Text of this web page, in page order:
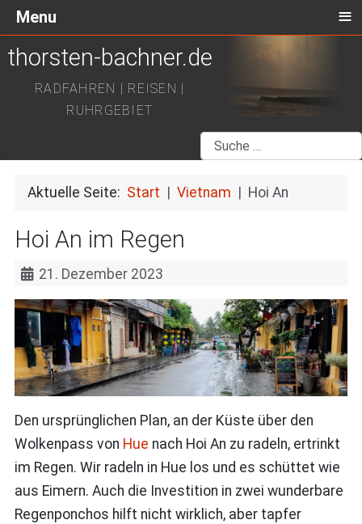
thorsten-bachner.de
RADFAHREN | REISEN |
RUHRGEBIET
Suchen
Aktuelle Seite: Start Vietnam Hoi An
Hoi An im Regen
21. Dezember 2023
Den ursprünglichen Plan, an der Küste über den
Wolkenpass von Hue nach Hoi An zu radeln, ertrinkt
im Regen. Wir radeln in Hue los und es schüttet wie
aus Eimern. Auch die Investition in zwei wunderbare
Regenponchos hilft nicht wirklich, aber tapfer
Menu ≡